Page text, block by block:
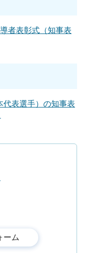
者表彰式（知事表
代表選手）の知事表